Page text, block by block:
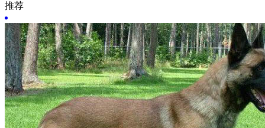
推荐